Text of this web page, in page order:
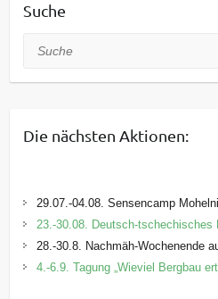
Suche
Suche
Die nächsten Aktionen:
29.07.-04.08. Sensencamp
23.-30.08. Deutsch-tschechisches
28.-30.8. Nachmäh-Wochenende
4.-6.9. Tagung „Wieviel Bergbau